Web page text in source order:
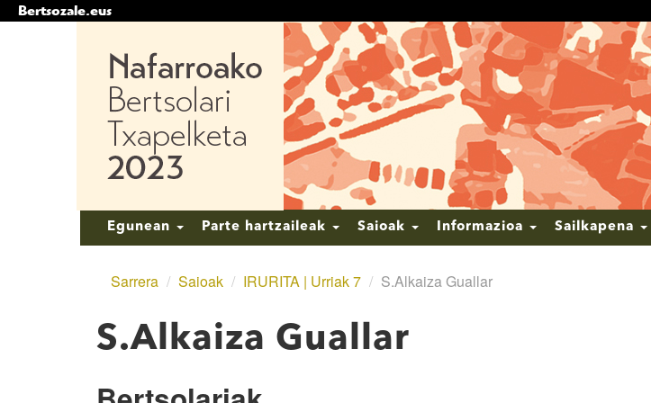
Bertsozale.eus
Salto
nabigazioara
Nabigazioa
Egunean Parte hartzaileak Saioak Informazioa Sailkapena
Sarrera / Saioak / IRURITA | Urriak 7 / S.Alkaiza Guallar
S.Alkaiza Guallar